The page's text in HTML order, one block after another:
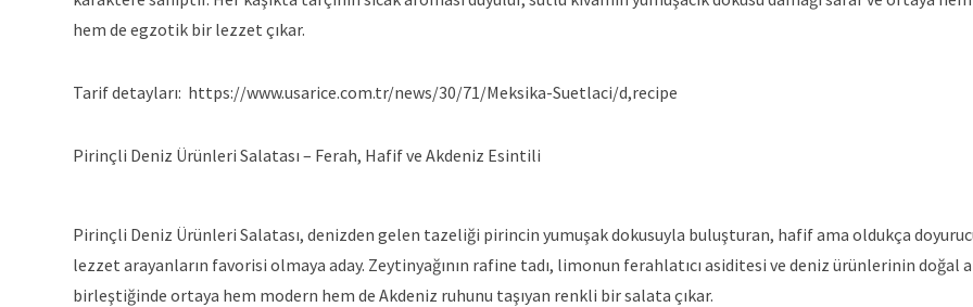
hem de egzotik bir lezzet çıkar.
Tarif detayları: https://www.usarice.com.tr/news/30/71/Meksika-Suetlaci/d,recipe
Pirinçli Deniz Ürünleri Salatası – Ferah, Hafif ve Akdeniz Esintili
Pirinçli Deniz Ürünleri Salatası, denizden gelen tazeliği pirincin yumuşak dokusuyla buluşturan, hafif ama oldukça
lezzet arayanların favorisi olmaya aday. Zeytinyağının rafine tadı, limonun ferahlatıcı asiditesi ve deniz ürünlerinin doğal
birleştiğinde ortaya hem modern hem de Akdeniz ruhunu taşıyan renkli bir salata çıkar.